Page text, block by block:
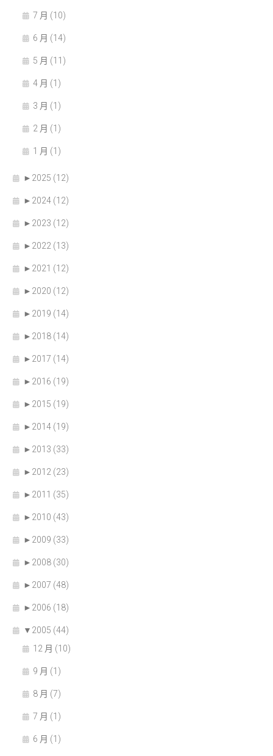
7 月 (10)
6 月 (14)
5 月 (11)
4 月 (1)
3 月 (1)
2 月 (1)
1 月 (1)
► 2025 (12)
► 2024 (12)
► 2023 (12)
► 2022 (13)
► 2021 (12)
► 2020 (12)
► 2019 (14)
► 2018 (14)
► 2017 (14)
► 2016 (19)
► 2015 (19)
► 2014 (19)
► 2013 (33)
► 2012 (23)
► 2011 (35)
► 2010 (43)
► 2009 (33)
► 2008 (30)
► 2007 (48)
► 2006 (18)
▼ 2005 (44)
12 月 (10)
9 月 (1)
8 月 (7)
7 月 (1)
6 月 (1)